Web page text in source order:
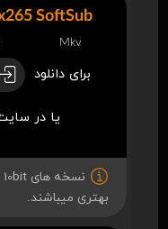
برای دانلود
یا در
SoftSub
Mkv
بهتری میباشند.